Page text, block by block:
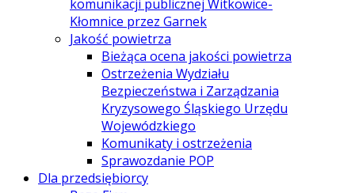
komunikacji publicznej Witkowice-
Kłomnice przez Garnek
Jakość powietrza
Bieżąca ocena jakości powietrza
Ostrzeżenia Wydziału
Bezpieczeństwa i Zarządzania
Kryzysowego Śląskiego Urzędu
Wojewódzkiego
Komunikaty i ostrzeżenia
Sprawozdanie POP
Dla przedsiębiorcy